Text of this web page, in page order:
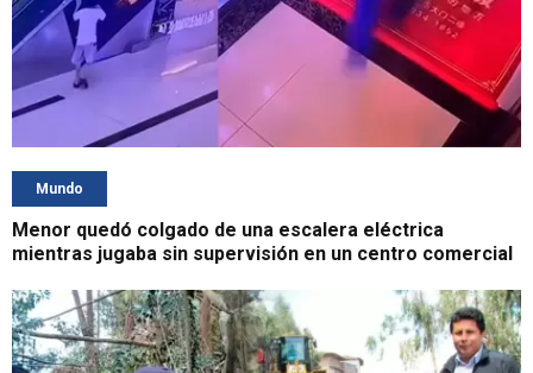
Mundo
Menor quedó colgado de una escalera eléctrica
mientras jugaba sin supervisión en un centro comercial